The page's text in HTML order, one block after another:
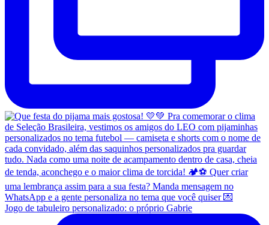
Jogo de tabuleiro personalizado: o próprio Gabrie